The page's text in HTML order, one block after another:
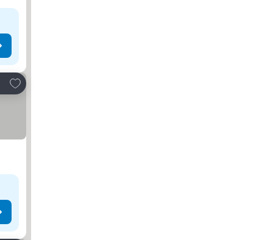
เพิ่มในรายการโปรด